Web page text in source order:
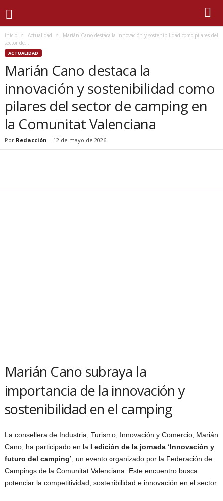
Inicio Actualidad
Marián Cano destaca la innovación y sostenibilidad como pilares del
sector de...
ACTUALIDAD
Marián Cano destaca la
innovación y sostenibilidad como
pilares del sector de camping en
la Comunitat Valenciana
Por Redacción - 12 de mayo de 2026
Marián Cano subraya la
importancia de la innovación y
sostenibilidad en el camping
La consellera de Industria, Turismo, Innovación y Comercio, Marián
Cano, ha participado en la I edición de la jornada ‘Innovación y
futuro del camping’, un evento organizado por la Federación de
Campings de la Comunitat Valenciana. Este encuentro busca
potenciar la competitividad, sostenibilidad e innovación en el sector.